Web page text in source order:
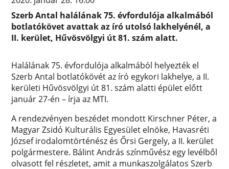
Szerb Antal halálának 75. évfordulója alkalmából
botlatókövet avattak az író utolsó lakhelyénél, a
II. kerület, Hűvösvölgyi út 81. szám alatt.
Halálának 75. évfordulója alkalmából helyezték el
Szerb Antal botlatókövét az író egykori lakhelye, a II.
kerületi Hűvösvölgyi út 81. szám alatti épület előtt
január 27-én – írja az MTI.
A rendezvényen beszédet mondott Kirschner Péter, a
Magyar Zsidó Kulturális Egyesület elnöke, Havasréti
József irodalomtörténész és Őrsi Gergely, a II. kerület
polgármestere. Bálint András színművész egy levélből
olvasott fel részletet, amit a munkaszolgálatos Szerb